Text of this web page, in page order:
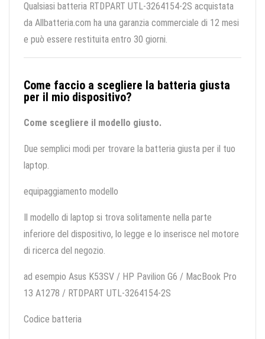
Qualsiasi batteria RTDPART UTL-3264154-2S acquistata
da Allbatteria.com ha una garanzia commerciale di 12 mesi
e può essere restituita entro 30 giorni.
Come faccio a scegliere la batteria giusta
per il mio dispositivo?
Come scegliere il modello giusto.
Due semplici modi per trovare la batteria giusta per il tuo
laptop.
equipaggiamento modello
Il modello di laptop si trova solitamente nella parte
inferiore del dispositivo, lo legge e lo inserisce nel motore
di ricerca del negozio.
ad esempio Asus K53SV / HP Pavilion G6 / MacBook Pro
13 A1278 / RTDPART UTL-3264154-2S
Codice batteria